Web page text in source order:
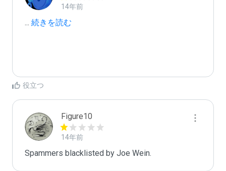
14年前
... 続きを読む
役立つ
Figure10
14年前
Spammers blacklisted by Joe Wein.